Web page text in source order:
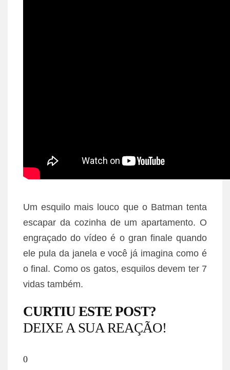
Um esquilo mais louco que o Batman tenta
escapar da cozinha de um apartamento. O
engraçado do vídeo é o gran finale quando
ele pula da janela e você já imagina como é
o final. Como os gatos, esquilos devem ter 7
vidas também.
CURTIU ESTE POST?
DEIXE A SUA REAÇÃO!
0